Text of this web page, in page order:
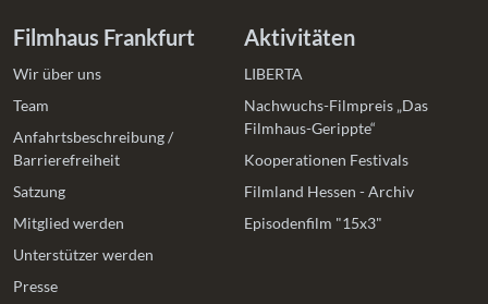
Filmhaus Frankfurt
Wir über uns
Team
Anfahrtsbeschreibung /
Barrierefreiheit
Satzung
Mitglied werden
Unterstützer werden
Presse
Aktivitäten
LIBERTA
Nachwuchs-Filmpreis „Das
Filmhaus-Gerippte“
Kooperationen Festivals
Filmland Hessen - Archiv
Episodenfilm "15x3"